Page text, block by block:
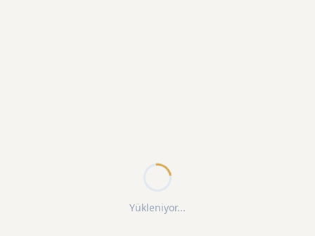
Yükleniyor...